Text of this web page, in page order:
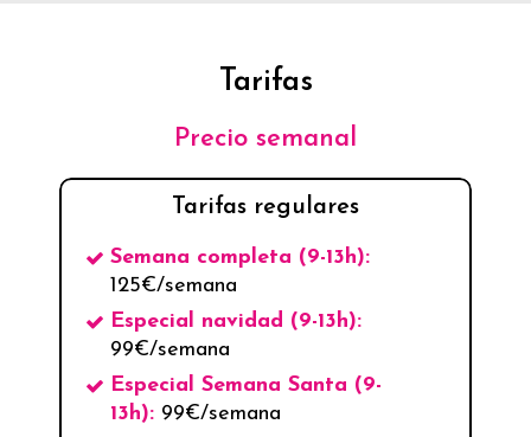
Tarifas
Precio semanal
Tarifas regulares
Semana completa (9-13h):
125€/semana
Especial navidad (9-13h):
99€/semana
Especial Semana Santa (9-
13h): 99€/semana